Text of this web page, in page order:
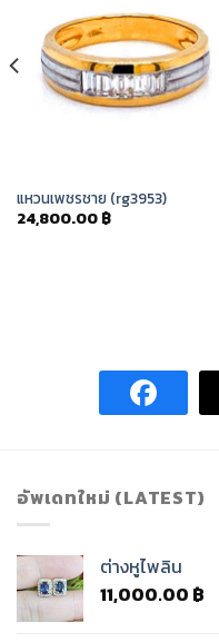
Wishlist
แหวนเพชรชาย (rg3953)
24,800.00 ฿
อัพเดทใหม่ (LATEST)
ต่างหูไพลิน
11,000.00 ฿